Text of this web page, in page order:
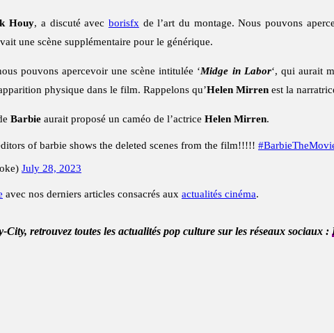
Houy, a discuté avec borisfxde l’art du montage. Nous pouvons
une scène supplémentaire pour le générique.
pouvons apercevoir une scène intitulée ‘Midge in Labor‘, qui aurait
physique dans le film. Rappelons qu’Helen Mirren est la
Barbie aurait proposé un caméo de l’actrice Helen Mirren.
of barbie shows the deleted scenes from the film!!!!!
July 28, 2023
avec nos derniers articles consacrés aux actualités cinéma.
retrouvez toutes les actualités pop culture sur les réseaux sociaux :